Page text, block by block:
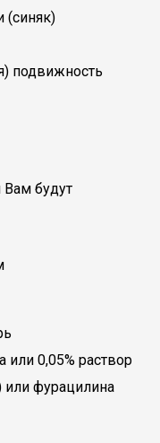
(синяк)
подвижность
будут
или 0,05% раствор
или фурацилина